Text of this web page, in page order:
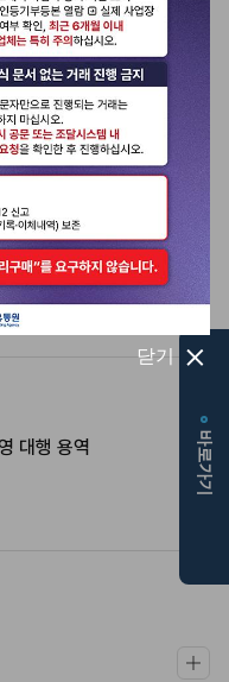
운영 용역
역
대행 용역 바로가기
닫기